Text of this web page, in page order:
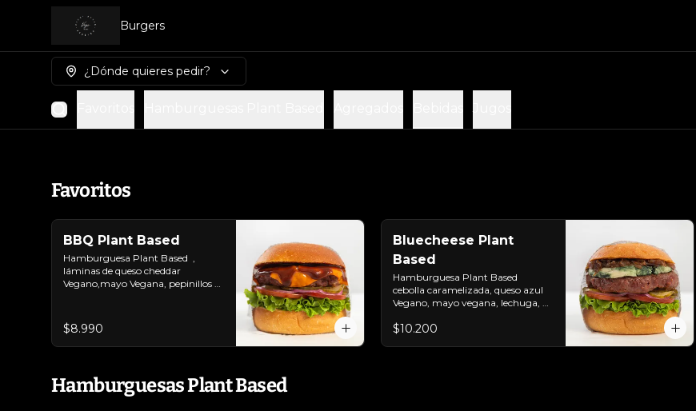
Burgers
¿Dónde quieres pedir?
Favoritos
BBQ Plant Based
Hamburguesa Plant Based  ,
láminas de queso cheddar
Vegano,mayo Vegana, pepinillos y
tostado.(No es libre de Gluten)
$8.990
Bluecheese Plant
Based
Hamburguesa Plant Based
cebolla caramelizada, queso azul
Vegano, mayo vegana, lechuga,
pepinillos. Colocados sobre un pan
$10.200
Hamburguesas Plant Based